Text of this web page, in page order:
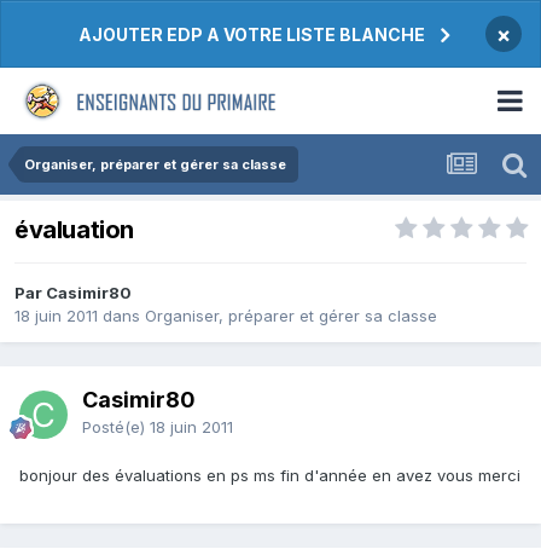
AJOUTER EDP A VOTRE LISTE BLANCHE ×
Organiser, préparer et gérer sa classe
évaluation
Par Casimir80
18 juin 2011 dans Organiser, préparer et gérer sa classe
Casimir80
Posté(e) 18 juin 2011
bonjour des évaluations en ps ms fin d'année en avez vous merci